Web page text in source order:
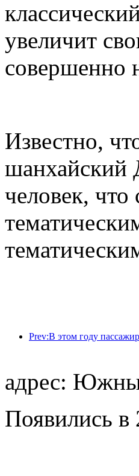
увеличит
совершенно
Известно,
шанхайский
человек,
адрес:
Появились в